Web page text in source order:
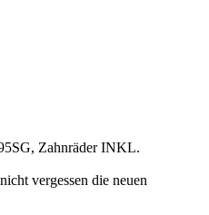
Zahnräder INKL.
vergessen die neuen